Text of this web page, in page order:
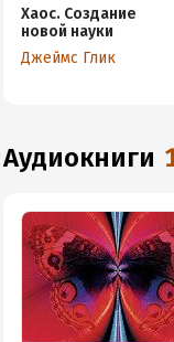
Хаос. Создание
новой науки
Джеймс Глик
аудиокниги